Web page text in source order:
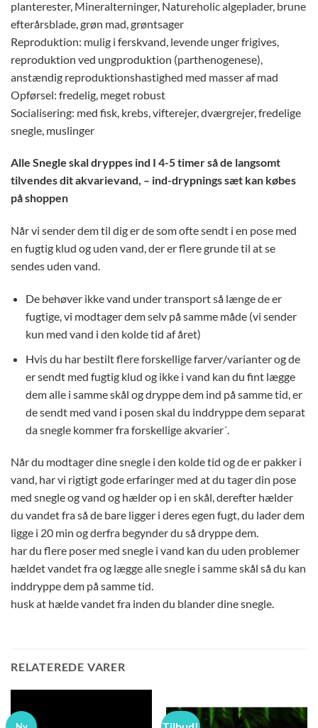
planterester, Mineralterninger, Natureholic algeplader, brune
efterårsblade, grøn mad, grøntsager
Reproduktion: mulig i ferskvand, levende unger frigives,
reproduktion ved ungproduktion (parthenogenese),
anstændig reproduktionshastighed med masser af mad
Opførsel: fredelig, meget robust
Socialisering: med fisk, krebs, vifterejer, dværgrejer, fredelige
snegle, muslinger
Alle Snegle skal dryppes ind I 4-5 timer så de langsomt
tilvendes dit akvarievand, – ind-drypnings sæt kan købes
på shoppen
Når vi sender dem til dig er de som ofte sendt i en pose med
en fugtig klud og uden vand, der er flere grunde til at se
sendes uden vand.
De behøver ikke vand under transport så længe de er
fugtige, vi modtager dem selv på samme måde (vi sender
kun med vand i den kolde tid af året)
Hvis du har bestilt flere forskellige farver/varianter og de
er sendt med fugtig klud og ikke i vand kan du fint lægge
dem alle i samme skål og dryppe dem ind på samme tid, er
de sendt med vand i posen skal du inddryppe dem separat
da snegle kommer fra forskellige akvarier´.
Når du modtager dine snegle i den kolde tid og de er pakker i
vand, har vi rigtigt gode erfaringer med at du tager din pose
med snegle og vand og hælder op i en skål, derefter hælder
du vandet fra så de bare ligger i deres egen fugt, du lader dem
ligge i 20 min og derfra begynder du så dryppe dem.
har du flere poser med snegle i vand kan du uden problemer
hældet vandet fra og lægge alle snegle i samme skål så du kan
inddryppe dem på samme tid.
husk at hælde vandet fra inden du blander dine snegle.
RELATEREDE VARER